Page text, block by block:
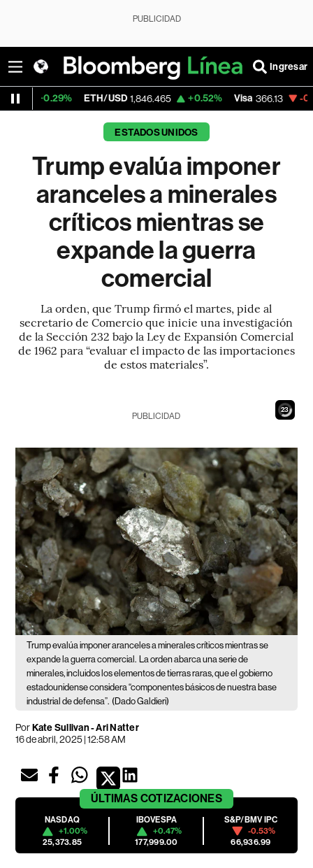
PUBLICIDAD
Ingresar
ETH/USD 1,846.465 +0.52% Visa 366.13 -0.04%
ESTADOS UNIDOS
Trump evalúa imponer
aranceles a minerales
críticos mientras se
expande la guerra
comercial
La orden, que Trump firmó el martes, pide al
secretario de Comercio que inicie una investigación
de la Sección 232 bajo la Ley de Expansión Comercial
de 1962 para “evaluar el impacto de las importaciones
de estos materiales”.
21
PUBLICIDAD
Trump evalúa imponer aranceles a minerales críticos mientras se
expande la guerra comercial. La orden abarca una serie de
minerales, incluidos los elementos de tierras raras, que el gobierno
estadounidense considera “componentes básicos de nuestra base
industrial de defensa”. (Dado Galdieri)
PorKate Sullivan - Ari Natter
16 de abril, 2025 | 12:58 AM
ÚLTIMAS COTIZACIONES
NASDAQ
+1.00%
25,373.85
IBOVESPA
+0.47%
177,999.00
S&P/BMV IPC
-0.53%
66,936.99